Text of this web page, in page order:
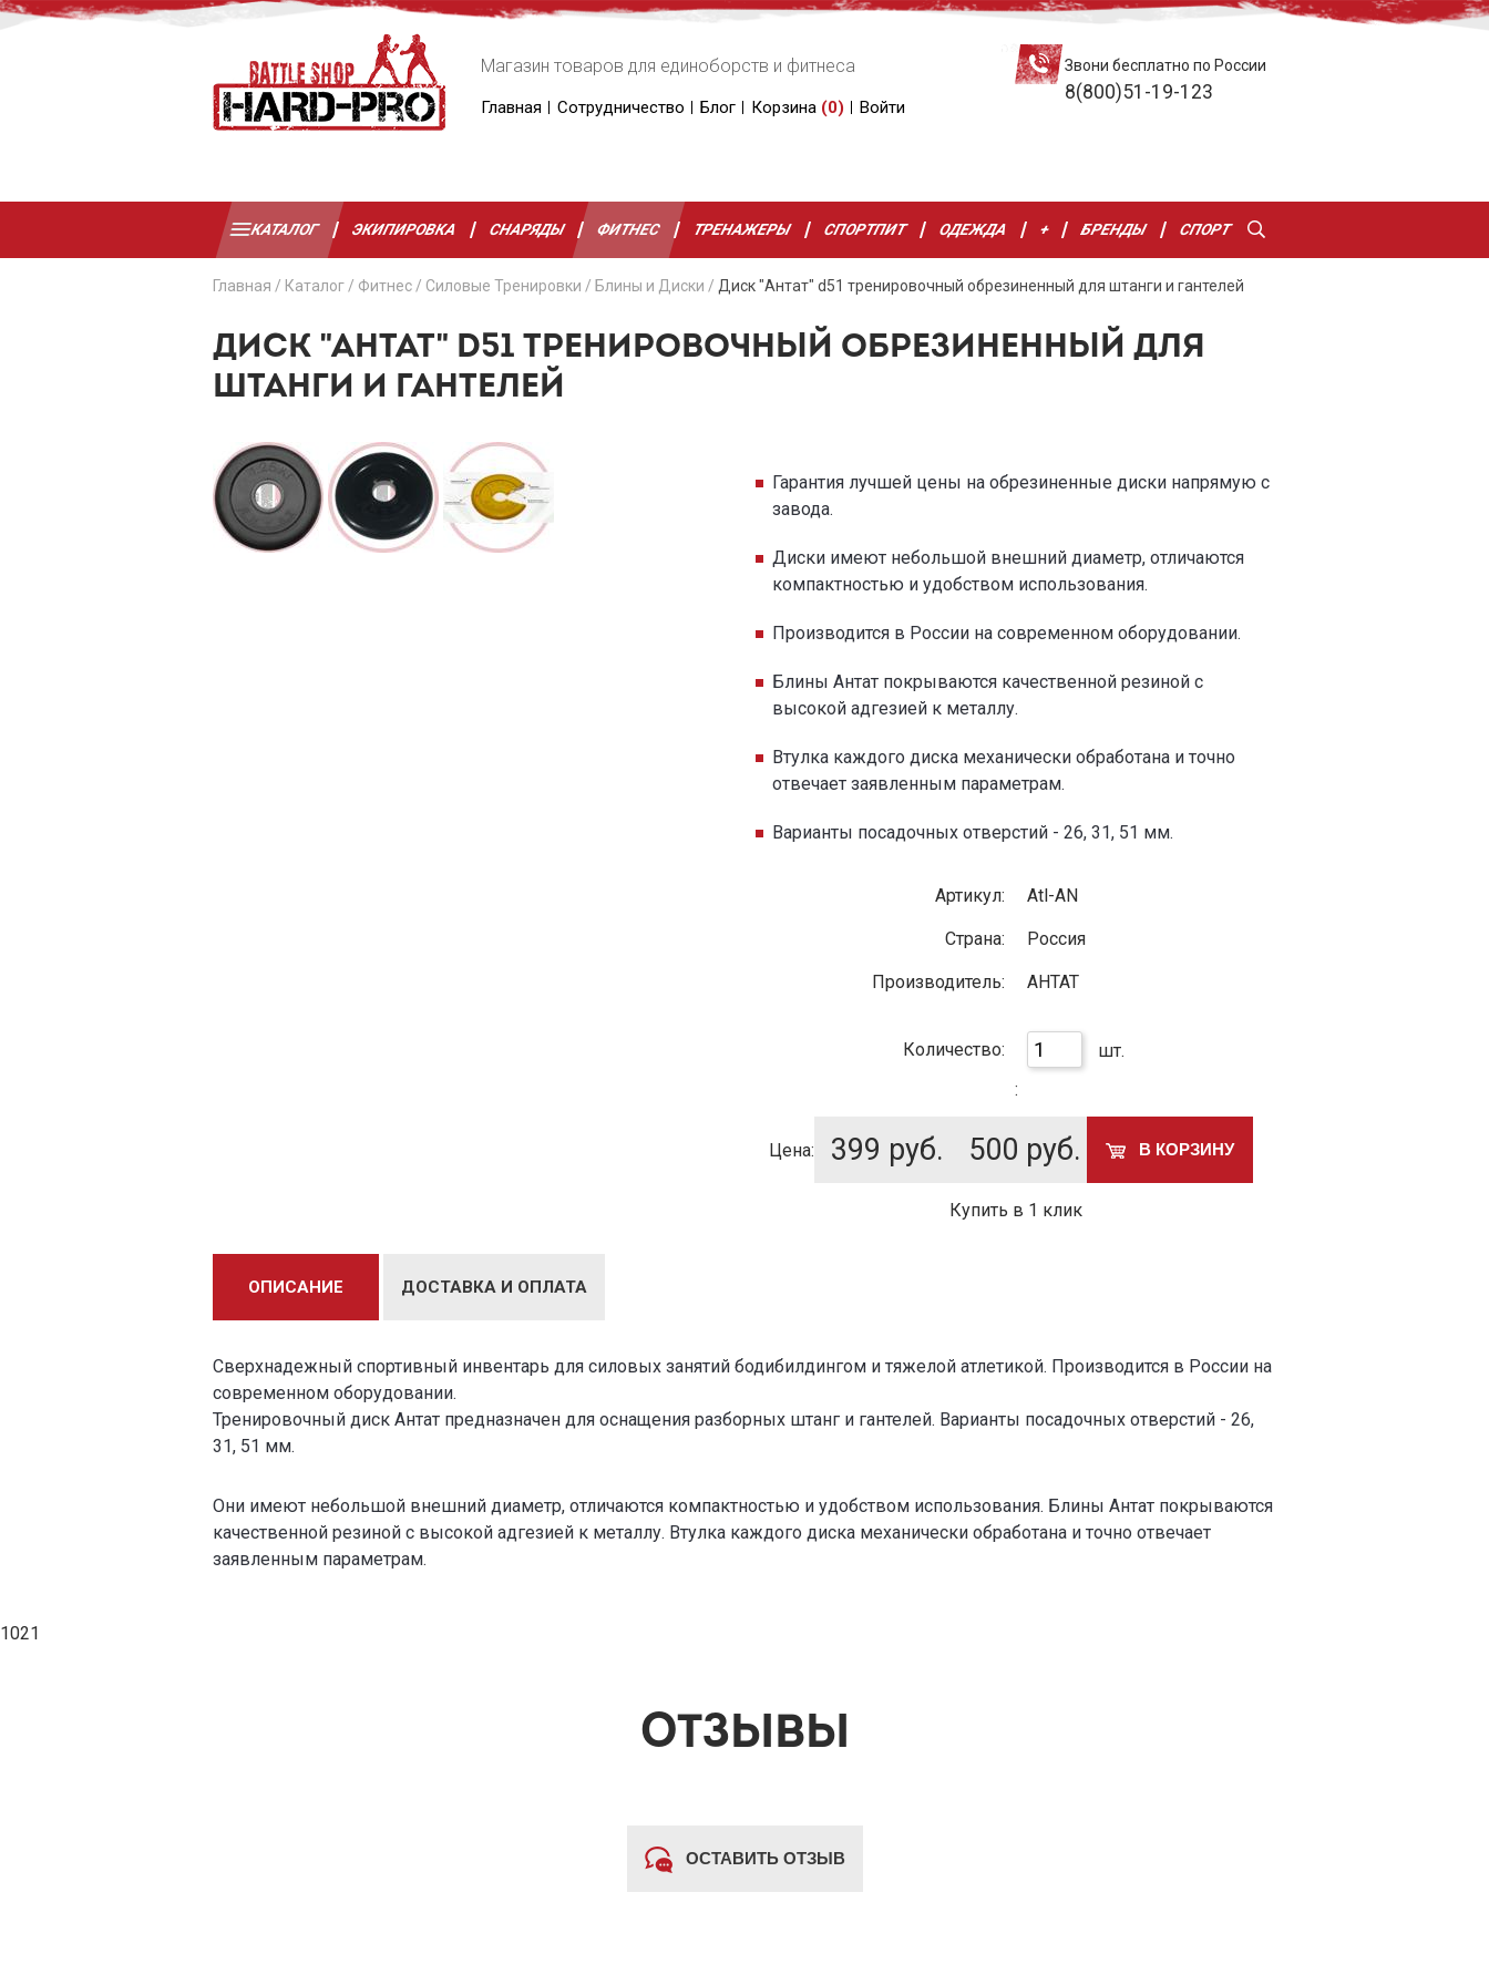
Магазин товаров для единоборств и фитнеса
Главная Сотрудничество Блог Корзина (0) Войти
Звони бесплатно по России
8(800)51-19-123
КАТАЛОГ ЭКИПИРОВКА СНАРЯДЫ ФИТНЕС ТРЕНАЖЕРЫ СПОРТПИТ ОДЕЖДА + БРЕНДЫ СПОРТ
Главная / Каталог / Фитнес / Силовые Тренировки / Блины и Диски / Диск "Антат" d51 тренировочный обрезиненный для штанги и гантелей
ДИСК "АНТАТ" D51 ТРЕНИРОВОЧНЫЙ ОБРЕЗИНЕННЫЙ ДЛЯ
ШТАНГИ И ГАНТЕЛЕЙ
Гарантия лучшей цены на обрезиненные диски напрямую с
завода.
Диски имеют небольшой внешний диаметр, отличаются
компактностью и удобством использования.
Производится в России на современном оборудовании.
Блины Антат покрываются качественной резиной с
высокой адгезией к металлу.
Втулка каждого диска механически обработана и точно
отвечает заявленным параметрам.
Варианты посадочных отверстий - 26, 31, 51 мм.
Артикул: Atl-AN
Страна: Россия
Производитель: АНТАТ
Количество:
шт.
:
Цена: 399 руб. 500 руб. В КОРЗИНУ
Купить в 1 клик
ОПИСАНИЕ ДОСТАВКА И ОПЛАТА
Сверхнадежный спортивный инвентарь для силовых занятий бодибилдингом и тяжелой атлетикой. Производится в России на
современном оборудовании.
Тренировочный диск Антат предназначен для оснащения разборных штанг и гантелей. Варианты посадочных отверстий - 26,
31, 51 мм.
Они имеют небольшой внешний диаметр, отличаются компактностью и удобством использования. Блины Антат покрываются
качественной резиной с высокой адгезией к металлу. Втулка каждого диска механически обработана и точно отвечает
заявленным параметрам.
1021
ОТЗЫВЫ
ОСТАВИТЬ ОТЗЫВ